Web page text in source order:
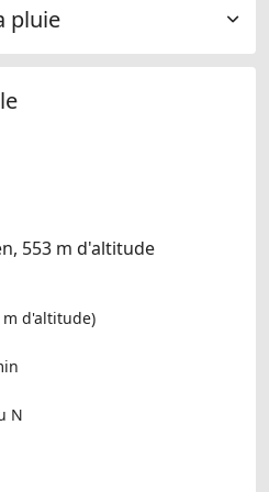
pluie
553 m d'altitude
m d'altitude)
N